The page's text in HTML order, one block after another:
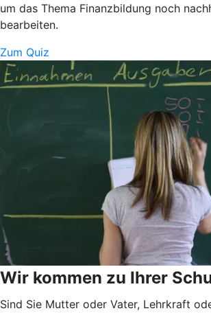
um das Thema Finanzbildung noch
bearbeiten.
Zum Quiz
Wir kommen zu Ihrer
Sind Sie Mutter oder Vater, Lehrkraft